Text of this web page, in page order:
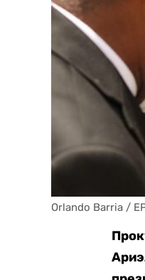
Orlando Barria /